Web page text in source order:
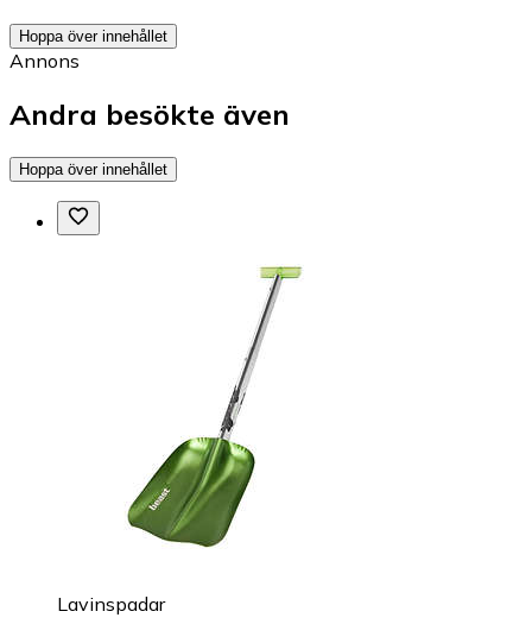
Hoppa över innehållet
Annons
Andra besökte även
Hoppa över innehållet
Lavinspadar